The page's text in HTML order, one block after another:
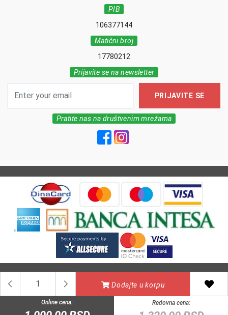
Dodajte u korpu
Online cena: Redovna cena:
PIB
106377144
Matični broj
17780212
Prijavite se na newsletter
PRIJAVITE SE
Pratite nas na društvenim mrežama